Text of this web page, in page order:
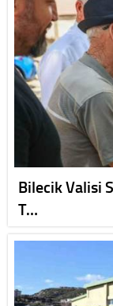
Bilecik Valisi
T…